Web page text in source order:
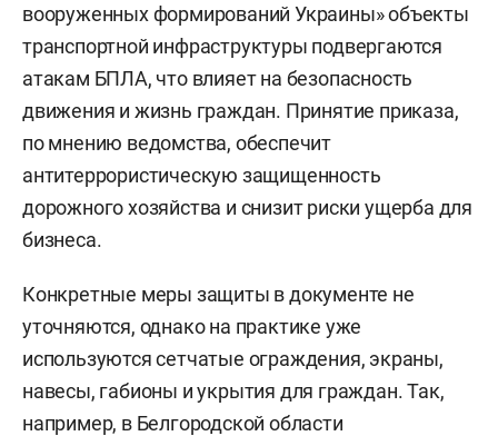
вооруженных формирований Украины» объекты
транспортной инфраструктуры подвергаются
атакам БПЛА, что влияет на безопасность
движения и жизнь граждан. Принятие приказа,
по мнению ведомства, обеспечит
антитеррористическую защищенность
дорожного хозяйства и снизит риски ущерба для
бизнеса.
Конкретные меры защиты в документе не
уточняются, однако на практике уже
используются сетчатые ограждения, экраны,
навесы, габионы и укрытия для граждан. Так,
например, в Белгородской области